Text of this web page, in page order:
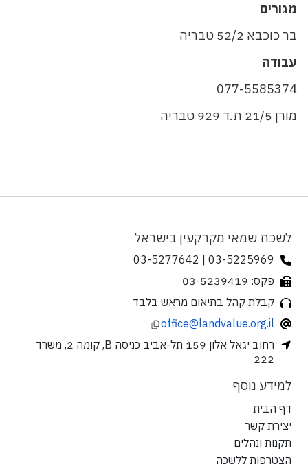
מגורים
בר כוכבא 52/2 טבריה
עבודה
077-5585374
מורן 21/5 ת.ד 929 טבריה
לשכת שמאי מקרקעין בישראל
03-5225969 | 03-5277642
פקס: 03-5239419
קבלת קהל בתיאום מראש בלבד
office@landvalue.org.il
רחוב יגאל אלון 159 תל-אביב כניסה B, קומה 2, משרד
222
למידע נוסף
דף הבית
יצירת קשר
תקנות ונהלים
הצטרפות ללשכה